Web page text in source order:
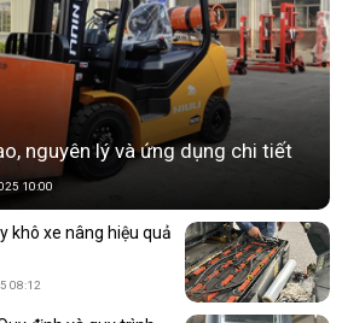
nguyên lý và ứng dụng chi tiết
10:00
khô xe nâng hiệu quả
08:12